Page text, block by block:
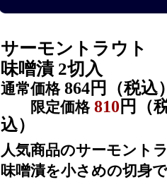
サーモントラウト
味噌漬 2切入
通常価格864円（税
限定価格810 円（
込）
人気商品のサーモント
味噌漬を小さめの切身